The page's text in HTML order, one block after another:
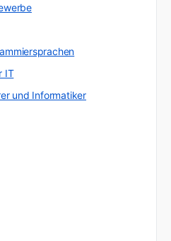
IT
und Informatiker